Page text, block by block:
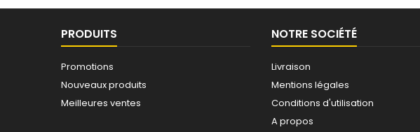
PRODUITS
Promotions
Nouveaux produits
Meilleures ventes
NOTRE SOCIÉTÉ
Livraison
Mentions légales
Conditions d'utilisation
A propos